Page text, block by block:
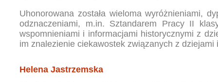
Uhonorowana została wieloma wyróżnieniami,
odznaczeniami, m.in. Sztandarem Pracy II
wspomnieniami i informacjami historycznymi z
im znalezienie ciekawostek związanych z
Helena Jastrzemska